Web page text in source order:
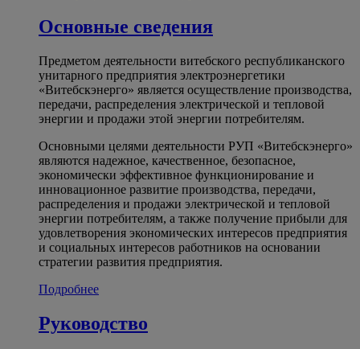
Основные сведения
Предметом деятельности витебского республиканского
унитарного предприятия электроэнергетики
«Витебскэнерго» является осуществление производства,
передачи, распределения электрической и тепловой
энергии и продажи этой энергии потребителям.
Основными целями деятельности РУП «Витебскэнерго»
являются надежное, качественное, безопасное,
экономически эффективное функционирование и
инновационное развитие производства, передачи,
распределения и продажи электрической и тепловой
энергии потребителям, а также получение прибыли для
удовлетворения экономических интересов предприятия
и социальных интересов работников на основании
стратегии развития предприятия.
Подробнее
Руководство